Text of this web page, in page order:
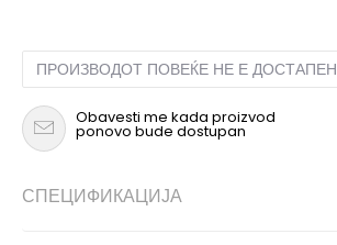
ПРОИЗВОДОТ ПОВЕЌЕ НЕ Е ДОСТАПЕН
Obavesti me kada proizvod
ponovo bude dostupan
СПЕЦИФИКАЦИЈА